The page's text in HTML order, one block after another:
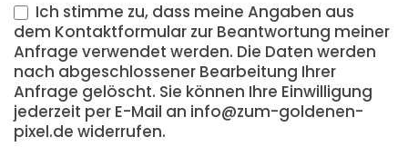
Ich stimme zu, dass meine Angaben aus
dem Kontaktformular zur Beantwortung meiner
Anfrage verwendet werden. Die Daten werden
nach abgeschlossener Bearbeitung Ihrer
Anfrage gelöscht. Sie können Ihre Einwilligung
jederzeit per E-Mail an info@zum-goldenen-
pixel.de widerrufen.